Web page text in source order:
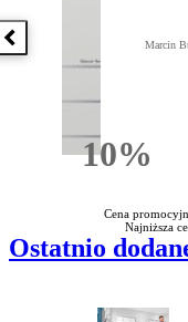
Poprzednia książka
10%
Marcin
Cena
Najniższa
Ostatnio